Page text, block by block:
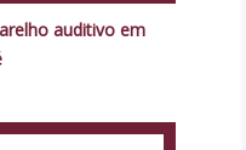
auditivo em